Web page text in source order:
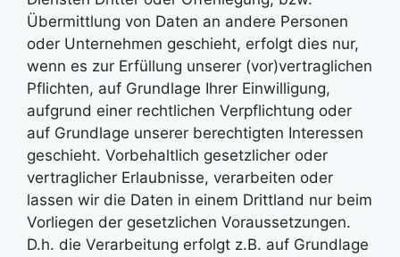
Übermittlung von Daten an andere Personen
oder Unternehmen geschieht, erfolgt dies nur,
wenn es zur Erfüllung unserer (vor)vertraglichen
Pflichten, auf Grundlage Ihrer Einwilligung,
aufgrund einer rechtlichen Verpflichtung oder
auf Grundlage unserer berechtigten Interessen
geschieht. Vorbehaltlich gesetzlicher oder
vertraglicher Erlaubnisse, verarbeiten oder
lassen wir die Daten in einem Drittland nur beim
Vorliegen der gesetzlichen Voraussetzungen.
D.h. die Verarbeitung erfolgt z.B. auf Grundlage